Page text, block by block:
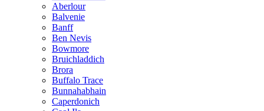
Aberlour
Balvenie
Banff
Ben Nevis
Bowmore
Bruichladdich
Brora
Buffalo Trace
Bunnahabhain
Caperdonich